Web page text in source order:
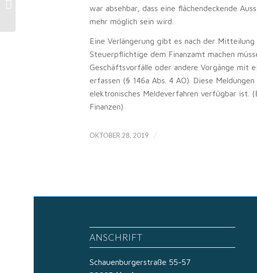
war absehbar, dass eine flächendeckende
mehr möglich sein wird.
Eine Verlängerung gibt es nach der
Steuerpflichtige dem Finanzamt machen
Geschäftsvorfälle oder andere Vorgänge mit
erfassen (§ 146a Abs. 4 AO). Diese
elektronisches Meldeverfahren verfügbar ist.
Finanzen)
OKTOBER 28, 2019 /
ANSCHRIFT
Schauenburgerstraße 55-57